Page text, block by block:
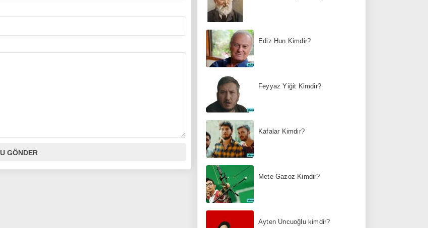
Ediz Hun Kimdir?
Feyyaz Yiğit Kimdir?
Kafalar Kimdir?
Mete Gazoz Kimdir?
Ayten Uncuoğlu kimdir?